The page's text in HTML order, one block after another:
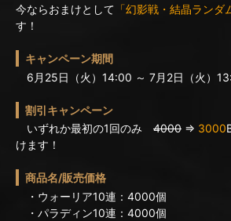
今ならおまけとして 「幻影戦・結晶ランダ
す！
キャンペーン期間
6月25日（火）14:00 ～ 7月2日（火）
割引キャンペーン
いずれか最初の1回のみ 4000 ⇒ 3000
けます！
商品名/販売価格
・ウォーリア10連：4000個
・パラディン10連：4000個